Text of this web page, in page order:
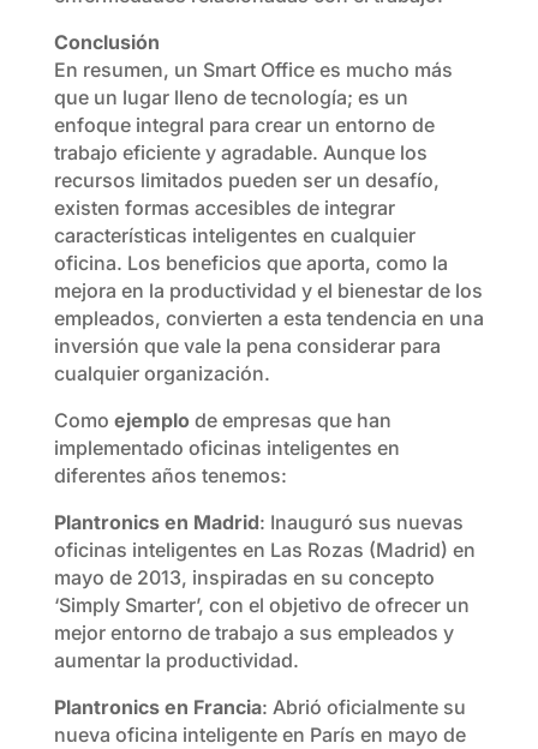
Conclusión
En resumen, un Smart Office es mucho más
que un lugar lleno de tecnología; es un
enfoque integral para crear un entorno de
trabajo eficiente y agradable. Aunque los
recursos limitados pueden ser un desafío,
existen formas accesibles de integrar
características inteligentes en cualquier
oficina. Los beneficios que aporta, como la
mejora en la productividad y el bienestar de los
empleados, convierten a esta tendencia en una
inversión que vale la pena considerar para
cualquier organización.
Como ejemplode empresas que han
implementado oficinas inteligentes en
diferentes años tenemos:
Plantronics en Madrid: Inauguró sus nuevas
oficinas inteligentes en Las Rozas (Madrid) en
mayo de 2013, inspiradas en su concepto
‘Simply Smarter’, con el objetivo de ofrecer un
mejor entorno de trabajo a sus empleados y
aumentar la productividad.
Plantronics en Francia: Abrió oficialmente su
nueva oficina inteligente en París en mayo de